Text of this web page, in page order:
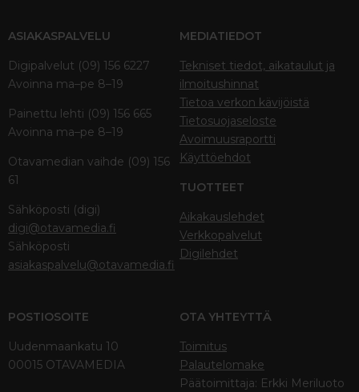
ASIAKASPALVELU
Digipalvelut (09) 156 6227
Avoinna ma–pe 8–19
Painettu lehti (09) 156 665
Avoinna ma–pe 8–19
Otavamedian vaihde (09) 156
61
Sähköposti (digi)
digi@otavamedia.fi
Sähköposti
asiakaspalvelu@otavamedia.fi
MEDIATIEDOT
Tekniset tiedot, aikataulut ja
ilmoitushinnat
Tietoa verkon kävijöistä
Tietosuojaseloste
Avoimuusraportti
Käyttöehdot
TUOTTEET
Aikakauslehdet
Verkkopalvelut
Digilehdet
POSTIOSOITE
Uudenmaankatu 10
00015 OTAVAMEDIA
OTA YHTEYTTÄ
Toimitus
Palautelomake
Päätoimittaja: Erkki Meriluoto